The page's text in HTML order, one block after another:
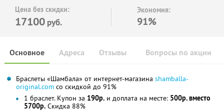
Цена без скидки:
17100 руб.
Экономия:
91%
Основное Отзывы Вопросы по акции
Адреса
Браслеты «Шамбала» от интернет-магазина shamballa-
original.com со скидкой до 91%
1 браслет. Купон за 190р. и доплата на месте: 500р. вместо
5700р. Скидка 88%